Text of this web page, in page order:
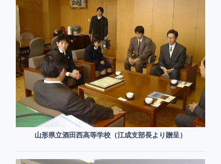
山形県立酒田西高等学校（江成支部長より贈呈）